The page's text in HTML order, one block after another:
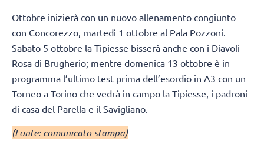
Ottobre inizierà con un nuovo allenamento congiunto
con Concorezzo, martedì 1 ottobre al Pala Pozzoni.
Sabato 5 ottobre la Tipiesse bisserà anche con i Diavoli
Rosa di Brugherio; mentre domenica 13 ottobre è in
programma l’ultimo test prima dell’esordio in A3 con un
Torneo a Torino che vedrà in campo la Tipiesse, i padroni
di casa del Parella e il Savigliano.
(Fonte: comunicato stampa)